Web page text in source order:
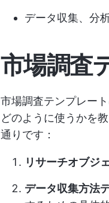
データ収集、分
市場調査
市場調査テンプレー
どのように使うかを
通りです：
リサーチオブジ
データ収集方法